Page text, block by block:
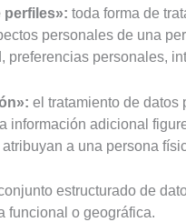
perfiles»: toda forma de
personales de una
preferencias personales,
el tratamiento de datos
información adicional
a una persona
estructurado de
funcional o geográfica.